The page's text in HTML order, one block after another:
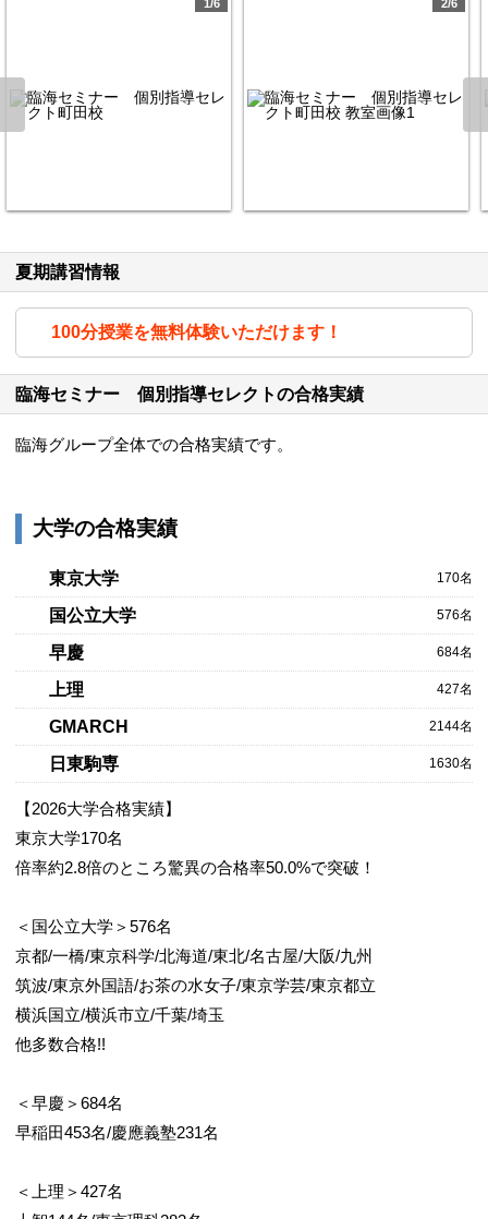
1/6 2/6
夏期講習情報
100分授業を無料体験いただけます！
臨海セミナー 個別指導セレクトの合格実績
臨海グループ全体での合格実績です。
大学の合格実績
東京大学 170名
国公立大学 576名
早慶 684名
上理 427名
GMARCH 2144名
日東駒専 1630名
【2026大学合格実績】
東京大学170名
倍率約2.8倍のところ驚異の合格率50.0%で突破！
＜国公立大学＞576名
京都/一橋/東京科学/北海道/東北/名古屋/大阪/九州
筑波/東京外国語/お茶の水女子/東京学芸/東京都立
横浜国立/横浜市立/千葉/埼玉
他多数合格!!
＜早慶＞684名
早稲田453名/慶應義塾231名
＜上理＞427名